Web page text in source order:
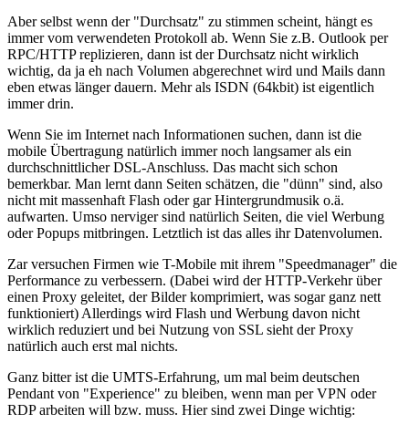
Aber selbst wenn der "Durchsatz" zu stimmen scheint, hängt es
immer vom verwendeten Protokoll ab. Wenn Sie z.B. Outlook per
RPC/HTTP replizieren, dann ist der Durchsatz nicht wirklich
wichtig, da ja eh nach Volumen abgerechnet wird und Mails dann
eben etwas länger dauern. Mehr als ISDN (64kbit) ist eigentlich
immer drin.
Wenn Sie im Internet nach Informationen suchen, dann ist die
mobile Übertragung natürlich immer noch langsamer als ein
durchschnittlicher DSL-Anschluss. Das macht sich schon
bemerkbar. Man lernt dann Seiten schätzen, die "dünn" sind, also
nicht mit massenhaft Flash oder gar Hintergrundmusik o.ä.
aufwarten. Umso nerviger sind natürlich Seiten, die viel Werbung
oder Popups mitbringen. Letztlich ist das alles ihr Datenvolumen.
Zar versuchen Firmen wie T-Mobile mit ihrem "Speedmanager" die
Performance zu verbessern. (Dabei wird der HTTP-Verkehr über
einen Proxy geleitet, der Bilder komprimiert, was sogar ganz nett
funktioniert) Allerdings wird Flash und Werbung davon nicht
wirklich reduziert und bei Nutzung von SSL sieht der Proxy
natürlich auch erst mal nichts.
Ganz bitter ist die UMTS-Erfahrung, um mal beim deutschen
Pendant von "Experience" zu bleiben, wenn man per VPN oder
RDP arbeiten will bzw. muss. Hier sind zwei Dinge wichtig: